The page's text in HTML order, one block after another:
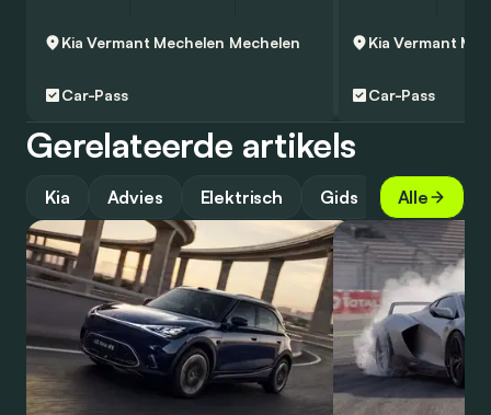
Kia Vermant Mechelen Mechelen
Car-Pass
Kia Vermant
Car-Pass
Gerelateerde artikels
Kia Advies Elektrisch Gids Alle